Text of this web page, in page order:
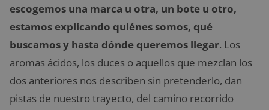
escogemos una marca u otra, un bote u otro,
estamos explicando quiénes somos, qué
buscamos y hasta dónde queremos llegar. Los
aromas ácidos, los duces o aquellos que mezclan los
dos anteriores nos describen sin pretenderlo, dan
pistas de nuestro trayecto, del camino recorrido